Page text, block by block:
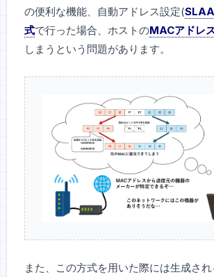
の便利な機能、自動アドレス設定(
式で行った場合、ホストのMACアドレ
しまうという問題があります。
また、この方式を用いた際には生成さ